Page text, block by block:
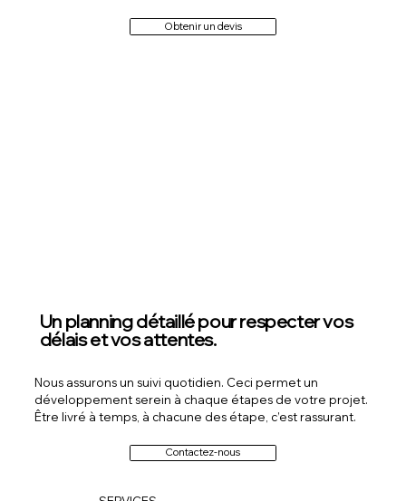
Obtenir un devis
Un planning détaillé pour respecter vos
délais et vos attentes.
Nous assurons un suivi quotidien. Ceci permet un
développement serein à chaque étapes de votre projet.
Être livré à temps, à chacune des étape, c’est rassurant.
Contactez-nous